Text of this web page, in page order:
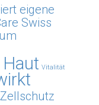
eigene
Swiss
Vitalität
Zellschutz